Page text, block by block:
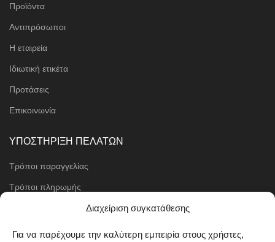
Διαχείριση συγκατάθεσης
Για να παρέχουμε την καλύτερη εμπειρία στους χρήστες,
Προϊόντα
Αντιπρόσωποι
Η εταιρεία
Ιδιωτική ετικέτα
Προτάσεις
Επικοινωνία
ΥΠΟΣΤΗΡΙΞΗ ΠΕΛΑΤΩΝ
Τρόποι παραγγελίας
Τρόποι πληρωμής
Μέθοδοι αποστολής